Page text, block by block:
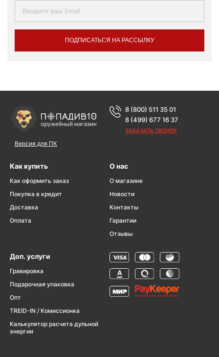
ПОДПИСАТЬСЯ НА РАССЫЛКУ
Версия для ПК
8 (800) 511 35 01
8 (499) 677 16 37
ЗАКАЗАТЬ ЗВОНОК
Как купить
Как оформить заказ
Покупка в кредит
Доставка
Оплата
О нас
О магазине
Новости
Контакты
Гарантии
Отзывы
Доп. услуги
Гравировка
Подарочная упаковка
Опт
TREID-IN / Комиссионка
Калькулятор расчета дульной
энергии